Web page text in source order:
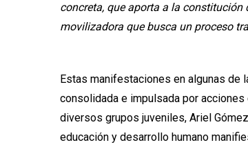
concreta, que aporta a la
movilizadora que busca un proceso
Estas manifestaciones en algunas de
consolidada e impulsada por
diversos grupos juveniles, Ariel
educación y desarrollo humano